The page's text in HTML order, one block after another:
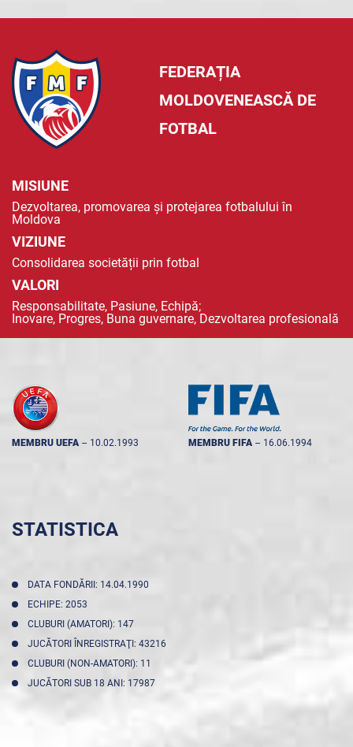
FEDERAȚIA
MOLDOVENEASCĂ DE
FOTBAL
MISIUNE
Dezvoltarea, promovarea și protejarea fotbalului în
Moldova
VIZIUNE
Consolidarea societății prin fotbal
VALORI
Responsabilitate, Pasiune, Echipă;
Inovare, Progres, Buna guvernare, Dezvoltarea profesională
MEMBRU UEFA -- 10.02.1993 MEMBRU FIFA -- 16.06.1994
STATISTICA
DATA FONDĂRII: 14.04.1990
ECHIPE: 2053
CLUBURI (AMATORI): 147
JUCĂTORI ÎNREGISTRAŢI: 43216
CLUBURI (NON-AMATORI): 11
JUCĂTORI SUB 18 ANI: 17987